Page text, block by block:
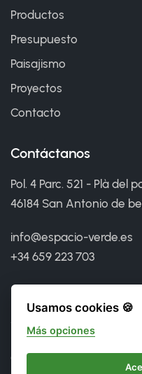
Productos
Presupuesto
Paisajismo
Proyectos
Contacto
Contáctanos
Pol. 4 Parc. 521 - Plà del
46184 San Antonio de
info@espacio-verde.es
+34 659 223 703
©
2026 Espacio Verde.
Usamos cookies 🍪
Más opciones